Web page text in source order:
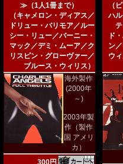
≫（1人1冊まで）
（キャメロン・ディアス／
ドリュー・バリモア／ルー
シー・リュー／バーニー・
マック／デミ・ムーア／ク
リスピン・グローヴァー／
ブルース・ウィリス）
海外製作
(2000年
～)
2003年製
作（製作
国 アメリ
カ）
300円
（
ハ
ド
ン
ウ